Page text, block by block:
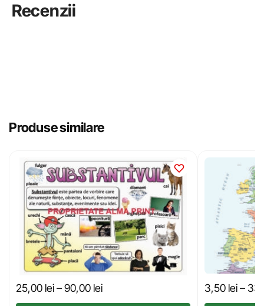
Recenzii
Produse similare
25,00 lei–90,00 lei 3,50 lei–